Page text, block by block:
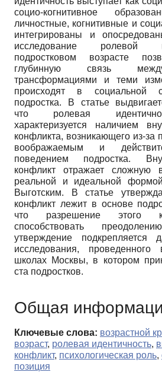
социо-когнитивное
личностные, когнитивные и
интегрированы и
исследование ролевой
подростковом возрасте
глубинную связь
трансформациями и теми
происходят в социальной
подростка. В статье
что ролевая
характеризуется наличием
конфликта, возникающего из-за
воображаемым и
поведением подростка.
конфликт отражает сложную
реальной и идеальной
Выготским. В статье
конфликт лежит в основе
что разрешение этого
способствовать
утверждение подкрепляется
исследования,
школах Москвы, в котором
ста подростков.
Общая
Ключевые слова: возрастной
возраст, ролевая идентичность,
конфликт, психологическая роль,
позиция